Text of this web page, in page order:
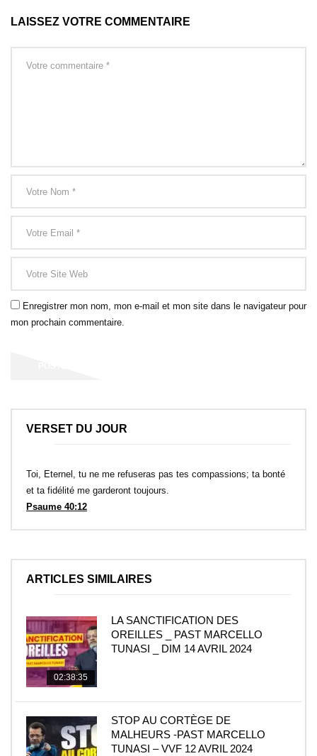
LAISSEZ VOTRE COMMENTAIRE
Enregistrer mon nom, mon e-mail et mon site dans le navigateur pour
mon prochain commentaire.
VERSET DU JOUR
Toi, Eternel, tu ne me refuseras pas tes compassions; ta bonté
et ta fidélité me garderont toujours.
Psaume 40:12
ARTICLES SIMILAIRES
02:38:35
LA SANCTIFICATION DES
OREILLES _ PAST MARCELLO
TUNASI _ DIM 14 AVRIL 2024
STOP AU CORTÈGE DE
MALHEURS -PAST MARCELLO
TUNASI – VVF 12 AVRIL 2024